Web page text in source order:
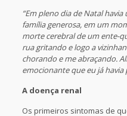
“Em pleno dia de Natal
família generosa, em um
morte cerebral de um ente-
rua gritando e logo a
chorando e me abraçando.
emocionante que eu já havia
A doença renal
Os primeiros sintomas de